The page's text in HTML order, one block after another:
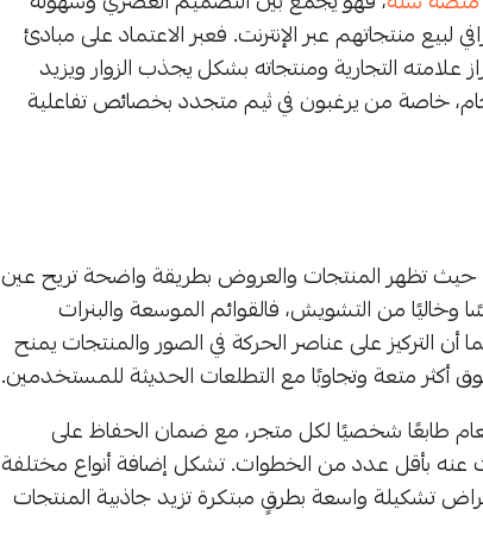
منتجاتهم عبر الإنترنت. فعبر الاعتماد على مبادئ
علامته التجارية ومنتجاته بشكل يجذب الزوار ويزيد
خاصة من يرغبون في ثيم متجدد بخصائص تفاعلية
حيث تظهر المنتجات والعروض بطريقة واضحة تريح عين
من التشويش، فالقوائم الموسعة والبنرات
أن التركيز على عناصر الحركة في الصور والمنتجات يمنح
أكثر متعة وتجاوبًا مع التطلعات الحديثة للمستخدمين.
طابعًا شخصيًا لكل متجر، مع ضمان الحفاظ على
عنه بأقل عدد من الخطوات. تشكل إضافة أنواع مختلفة
تشكيلة واسعة بطرقٍ مبتكرة تزيد جاذبية المنتجات